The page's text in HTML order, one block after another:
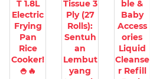
T 1.8L
Electric
Frying
Pan
Rice
Cooker!
🍚🔥
Tissue 3
Ply (27
Rolls):
Sentuh
an
Lembut
yang
ble &
Baby
Access
ories
Liquid
Cleanse
r Refill